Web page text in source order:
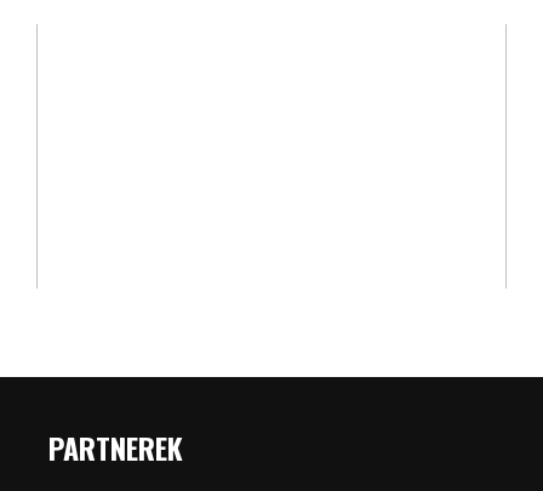
PARTNEREK